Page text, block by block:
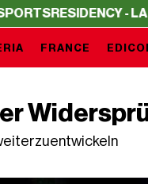
- LA SERIE
FRANCE